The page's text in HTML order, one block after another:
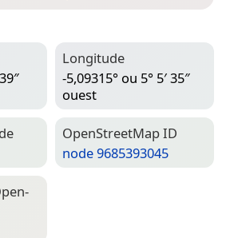
Longitude
-5,09315° ou 5° 5′ 35″
ouest
Open­Street­Map ID
node 9685393045